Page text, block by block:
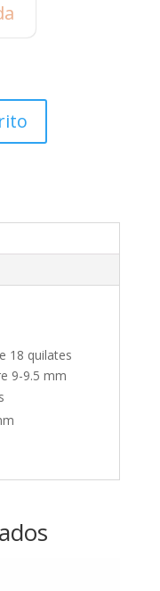
18 quilates
9-9.5 mm